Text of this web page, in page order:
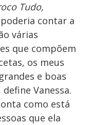
Tudo,
poderia contar a
várias
que compõem
os meus
e boas
Vanessa.
como está
que ela